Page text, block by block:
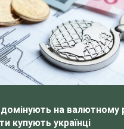
на валютному
купують українці